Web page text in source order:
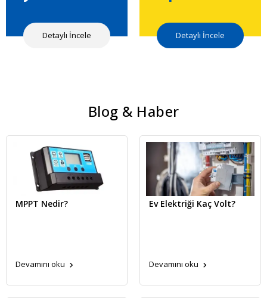
Detaylı İncele Detaylı İncele
Blog & Haber
MPPT Nedir?
Devamını oku
Ev Elektriği Kaç Volt?
Devamını oku